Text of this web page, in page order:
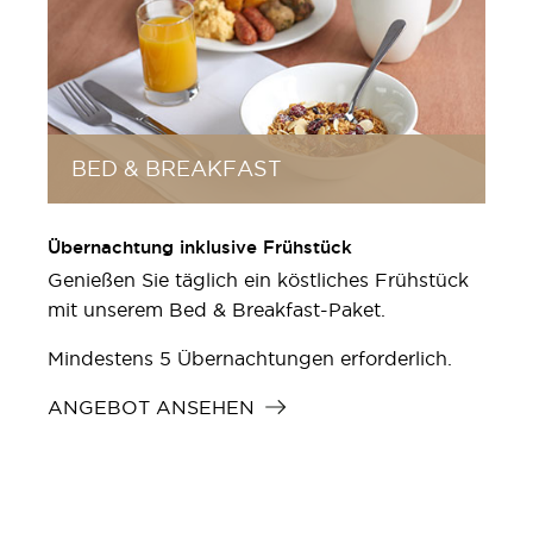
BED & BREAKFAST
Übernachtung inklusive Frühstück
Genießen Sie täglich ein köstliches Frühstück
mit unserem Bed & Breakfast-Paket.
Mindestens 5 Übernachtungen erforderlich.
ANGEBOT ANSEHEN